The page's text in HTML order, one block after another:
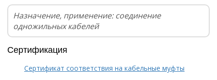
Назначение, применение: соединение
одножильных кабелей
Сертификация
Сертификат соответствия на кабельные муфты